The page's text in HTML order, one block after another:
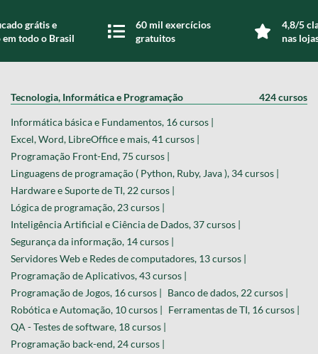
grátis e
todo o Brasil
60 mil exercícios
gratuitos
4,8/5
nas
Tecnologia, Informática e Programação 424 cursos
Informática básica e Fundamentos, 16 cursos |
Excel, Word, LibreOffice e mais, 41 cursos |
Programação Front-End, 75 cursos |
Linguagens de programação ( Python, Ruby, Java ), 34 cursos |
Hardware e Suporte de TI, 22 cursos |
Lógica de programação, 23 cursos |
Inteligência Artificial e Ciência de Dados, 37 cursos |
Segurança da informação, 14 cursos |
Servidores Web e Redes de computadores, 13 cursos |
Programação de Aplicativos, 43 cursos |
Programação de Jogos, 16 cursos | Banco de dados, 22 cursos |
Robótica e Automação, 10 cursos | Ferramentas de TI, 16 cursos |
QA - Testes de software, 18 cursos |
Programação back-end, 24 cursos |